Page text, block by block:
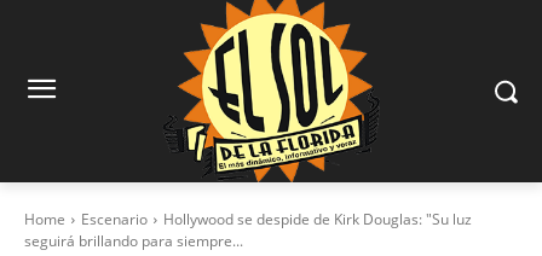
Home Escenario
Hollywood se despide de Kirk Douglas: "Su luz
seguirá brillando para siempre...